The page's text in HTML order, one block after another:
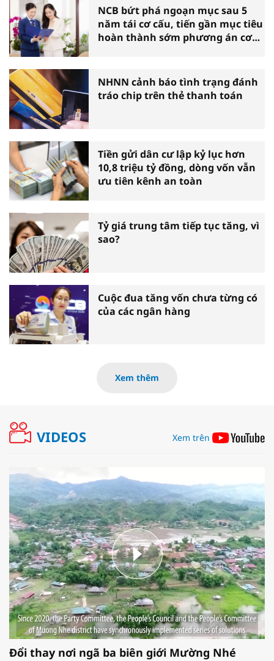
NCB bứt phá ngoạn mục sau 5
năm tái cơ cấu, tiến gần mục tiêu
hoàn thành sớm phương án cơ
NHNN cảnh báo tình trạng đánh
tráo chip trên thẻ thanh toán
Tiền gửi dân cư lập kỷ lục hơn
10,8 triệu tỷ đồng, dòng vốn vẫn
ưu tiên kênh an toàn
Tỷ giá trung tâm tiếp tục tăng, vì
sao?
Cuộc đua tăng vốn chưa từng có
của các ngân hàng
Xem thêm
VIDEOS Xem trên
Đổi thay nơi ngã ba biên giới Mường Nhé